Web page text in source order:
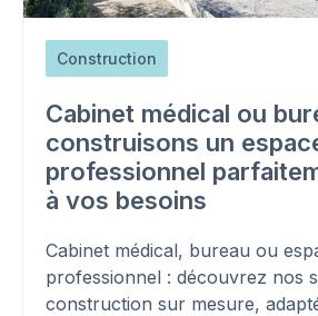
Construction
Cabinet médical ou
construisons un
professionnel
à vos besoins
Cabinet médical, bureau ou
professionnel : découvrez nos
construction sur mesure,